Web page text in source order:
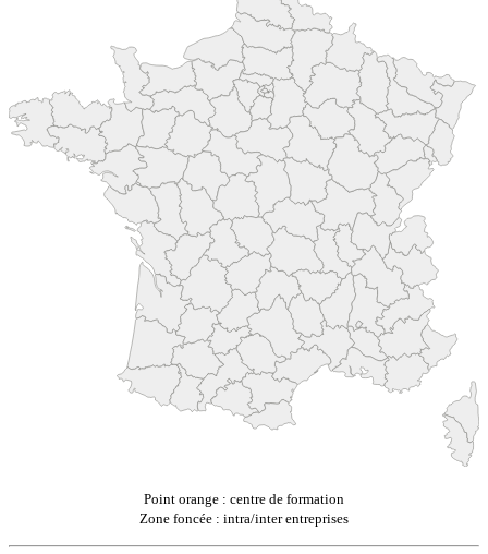
Point orange : centre de formation
Zone foncée : intra/inter entreprises